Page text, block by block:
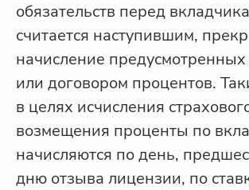
обязательств перед
считается наступившим,
начисление
или договором процентов.
в целях исчисления
возмещения проценты по
начисляются по день,
дню отзыва лицензии, по